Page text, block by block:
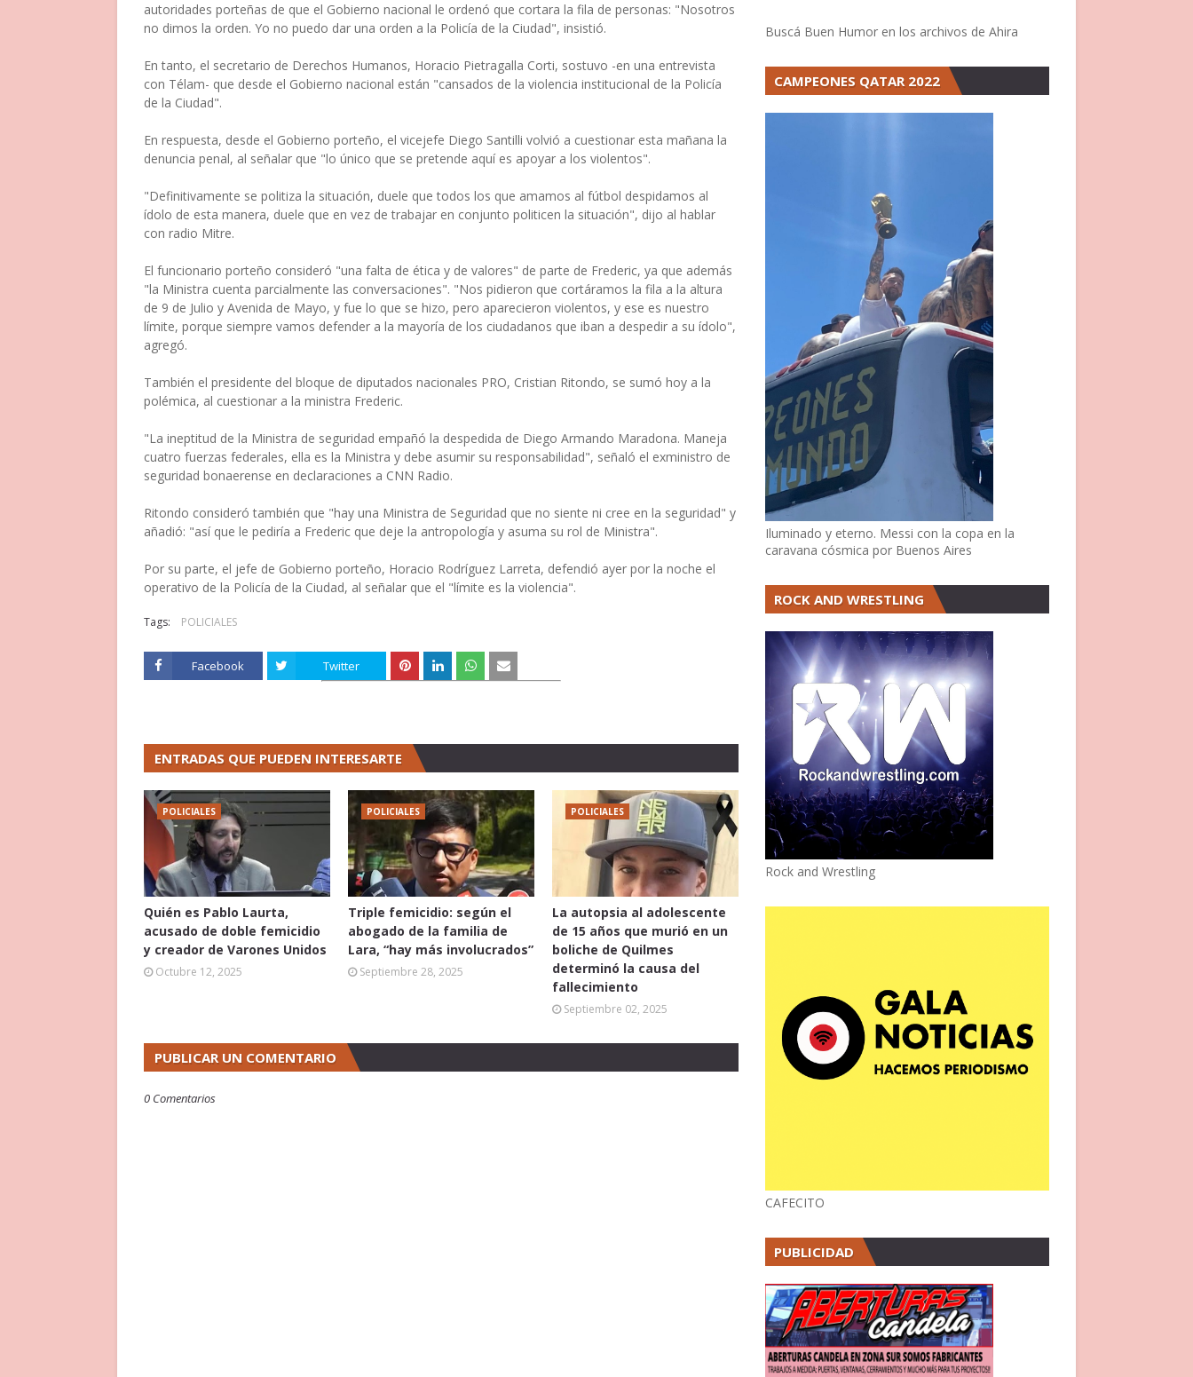
autoridades porteñas de que el Gobierno nacional le ordenó que cortara la fila de personas: "Nosotros
no dimos la orden. Yo no puedo dar una orden a la Policía de la Ciudad", insistió.
En tanto, el secretario de Derechos Humanos, Horacio Pietragalla Corti, sostuvo -en una entrevista
con Télam- que desde el Gobierno nacional están "cansados de la violencia institucional de la Policía
de la Ciudad".
En respuesta, desde el Gobierno porteño, el vicejefe Diego Santilli volvió a cuestionar esta mañana la
denuncia penal, al señalar que "lo único que se pretende aquí es apoyar a los violentos".
"Definitivamente se politiza la situación, duele que todos los que amamos al fútbol despidamos al
ídolo de esta manera, duele que en vez de trabajar en conjunto politicen la situación", dijo al hablar
con radio Mitre.
El funcionario porteño consideró "una falta de ética y de valores" de parte de Frederic, ya que además
"la Ministra cuenta parcialmente las conversaciones". "Nos pidieron que cortáramos la fila a la altura
de 9 de Julio y Avenida de Mayo, y fue lo que se hizo, pero aparecieron violentos, y ese es nuestro
límite, porque siempre vamos defender a la mayoría de los ciudadanos que iban a despedir a su ídolo",
agregó.
También el presidente del bloque de diputados nacionales PRO, Cristian Ritondo, se sumó hoy a la
polémica, al cuestionar a la ministra Frederic.
"La ineptitud de la Ministra de seguridad empañó la despedida de Diego Armando Maradona. Maneja
cuatro fuerzas federales, ella es la Ministra y debe asumir su responsabilidad", señaló el exministro de
seguridad bonaerense en declaraciones a CNN Radio.
Ritondo consideró también que "hay una Ministra de Seguridad que no siente ni cree en la seguridad" y
añadió: "así que le pediría a Frederic que deje la antropología y asuma su rol de Ministra".
Por su parte, el jefe de Gobierno porteño, Horacio Rodríguez Larreta, defendió ayer por la noche el
operativo de la Policía de la Ciudad, al señalar que el "límite es la violencia".
Tags: POLICIALES
Facebook Twitter
ENTRADAS QUE PUEDEN INTERESARTE
POLICIALES
Quién es Pablo Laurta,
acusado de doble femicidio
y creador de Varones Unidos
Octubre 12, 2025
POLICIALES
Triple femicidio: según el
abogado de la familia de
Lara, “hay más involucrados”
Septiembre 28, 2025
POLICIALES
La autopsia al adolescente
de 15 años que murió en un
boliche de Quilmes
determinó la causa del
fallecimiento
Septiembre 02, 2025
PUBLICAR UN COMENTARIO
0 Comentarios
Buscá Buen Humor en los archivos de Ahira
CAMPEONES QATAR 2022
Iluminado y eterno. Messi con la copa en la
caravana cósmica por Buenos Aires
ROCK AND WRESTLING
Rock and Wrestling
CAFECITO
PUBLICIDAD